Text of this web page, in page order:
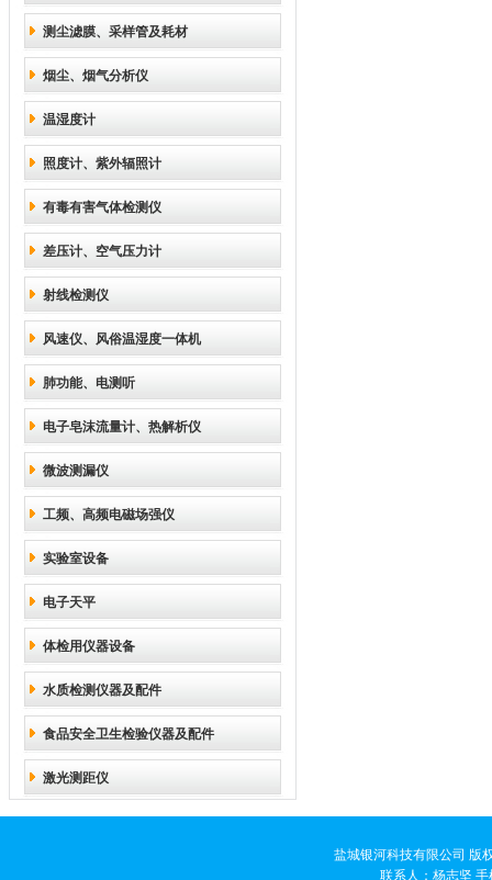
测尘滤膜、采样管及耗材
烟尘、烟气分析仪
温湿度计
照度计、紫外辐照计
有毒有害气体检测仪
差压计、空气压力计
射线检测仪
风速仪、风俗温湿度一体机
肺功能、电测听
电子皂沫流量计、热解析仪
微波测漏仪
工频、高频电磁场强仪
实验室设备
电子天平
体检用仪器设备
水质检测仪器及配件
食品安全卫生检验仪器及配件
激光测距仪
盐城银河科技有限公司 版
联系人：杨志坚 手